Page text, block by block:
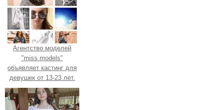
Агентство моделей
"miss models"
объявляет кастинг для
девушек от 13-23 лет.